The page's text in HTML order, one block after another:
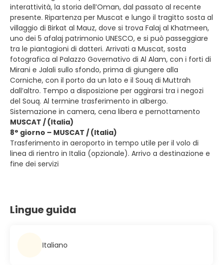
interattività, la storia dell’Oman, dal passato al recente
presente. Ripartenza per Muscat e lungo il tragitto sosta al
villaggio di Birkat al Mauz, dove si trova Falaj al Khatmeen,
uno dei 5 afalaj patrimonio UNESCO, e si può passeggiare
tra le piantagioni di datteri. Arrivati a Muscat, sosta
fotografica al Palazzo Governativo di Al Alam, con i forti di
Mirani e Jalali sullo sfondo, prima di giungere alla
Corniche, con il porto da un lato e il Souq di Muttrah
dall’altro. Tempo a disposizione per aggirarsi tra i negozi
del Souq. Al termine trasferimento in albergo.
Sistemazione in camera, cena libera e pernottamento
MUSCAT / (Italia)
8° giorno – MUSCAT / (Italia)
Trasferimento in aeroporto in tempo utile per il volo di
linea di rientro in Italia (opzionale). Arrivo a destinazione e
fine dei servizi
Lingue guida
Italiano